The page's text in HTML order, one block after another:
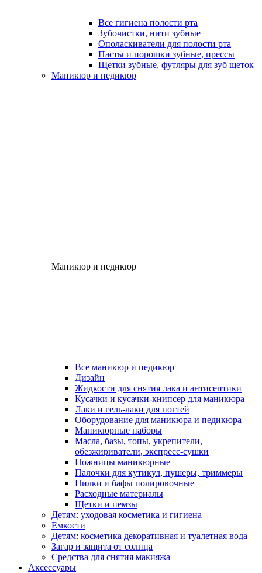
Все гигиена полости рта
Зубочистки, нити зубные
Ополаскиватели для полости рта
Пасты и порошки зубные, прессы
Щетки зубные, футляры для зуб щеток
Маникюр и педикюр
Маникюр и педикюр
Все маникюр и педикюр
Дизайн
Жидкости для снятия лака и антисептики
Кусачки и кусачки-книпсер для маникюра
Лаки и гель-лаки для ногтей
Оборудование для маникюра и педикюра
Маникюрные наборы
Масла, базы, топы, укрепители,
обезжириватели, экспресс-сушки
Ножницы маникюрные
Палочки для кутикул, пушеры, триммеры
Пилки и бафы полировочные
Расходные материалы
Щетки и пемзы
Детям: уходовая косметика и гигиена
Емкости
Детям: косметика декоративная и туалетная вода
Загар и защита от солнца
Средства для снятия макияжа
Аксессуары